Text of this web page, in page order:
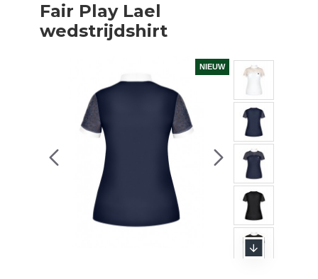
Fair Play Lael
wedstrijdshirt
NIEUW